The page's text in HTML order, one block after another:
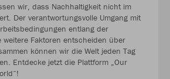
wir, dass Nachhaltigkeit nicht im
Der verantwortungsvolle Umgang mit
entlang der
weitere Faktoren entscheiden über
können wir die Welt jeden Tag
Entdecke jetzt die Plattform „Our